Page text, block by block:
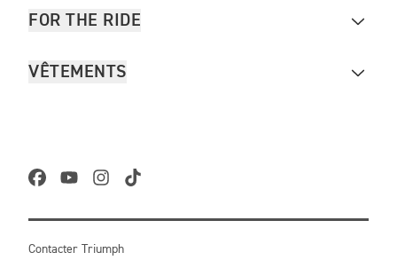
FOR THE RIDE
VÊTEMENTS
Contacter Triumph